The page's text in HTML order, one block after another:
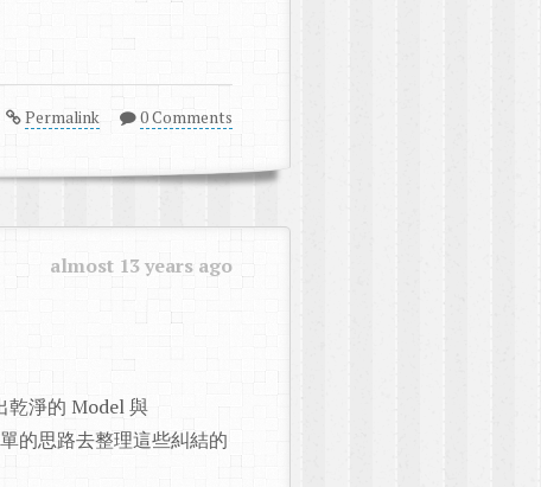
Permalink 0 Comments
almost 13 years ago
乾淨的 Model 與
的思路去整理這些糾結的